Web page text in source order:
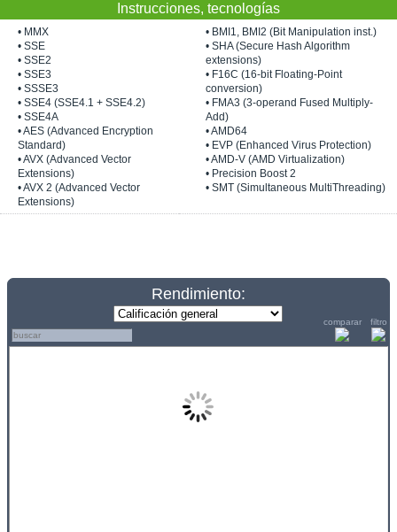
Instrucciones, tecnologías
• MMX
• SSE
• SSE2
• SSE3
• SSSE3
• SSE4 (SSE4.1 + SSE4.2)
• SSE4A
• AES (Advanced Encryption
Standard)
• AVX (Advanced Vector
Extensions)
• AVX 2 (Advanced Vector
Extensions)
• BMI1, BMI2 (Bit Manipulation inst.)
• SHA (Secure Hash Algorithm
extensions)
• F16C (16-bit Floating-Point
conversion)
• FMA3 (3-operand Fused Multiply-
Add)
• AMD64
• EVP (Enhanced Virus Protection)
• AMD-V (AMD Virtualization)
• Precision Boost 2
• SMT (Simultaneous MultiThreading)
Rendimiento:
comparar filtro